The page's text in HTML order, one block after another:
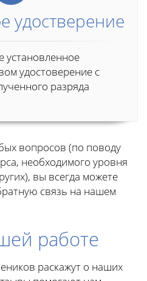
удостверение
установленное
удостоверение с
разряда
вопросов (по поводу
необходимого уровня
вы всегда можете
связь на нашем
работе
раскажут о наших